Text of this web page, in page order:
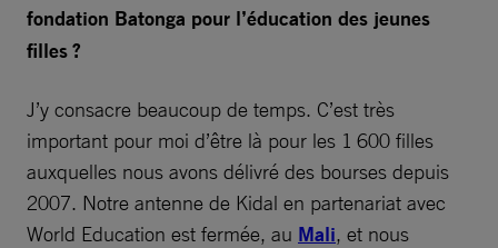
fondation Batonga pour l’éducation des jeunes
filles ?
J’y consacre beaucoup de temps. C’est très
important pour moi d’être là pour les 1 600 filles
auxquelles nous avons délivré des bourses depuis
2007. Notre antenne de Kidal en partenariat avec
World Education est fermée, au Mali, et nous